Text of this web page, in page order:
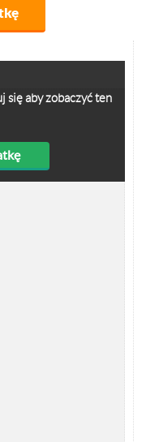
się aby zobaczyć ten